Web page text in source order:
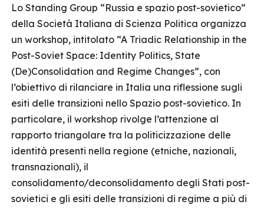
Lo Standing Group “Russia e spazio post-sovietico”
della Società Italiana di Scienza Politica organizza
un workshop, intitolato “A Triadic Relationship in the
Post-Soviet Space: Identity Politics, State
(De)Consolidation and Regime Changes”, con
l’obiettivo di rilanciare in Italia una riflessione sugli
esiti delle transizioni nello Spazio post-sovietico. In
particolare, il workshop rivolge l’attenzione al
rapporto triangolare tra la politicizzazione delle
identità presenti nella regione (etniche, nazionali,
transnazionali), il
consolidamento/deconsolidamento degli Stati post-
sovietici e gli esiti delle transizioni di regime a più di